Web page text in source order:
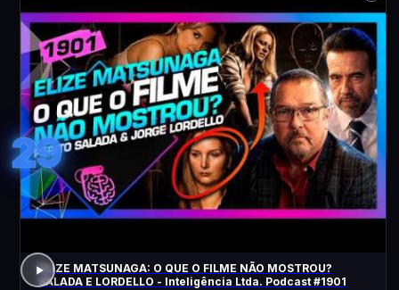
29
ELIZE MATSUNAGA: O QUE O FILME NÃO MOSTROU?
SALADA E LORDELLO - Inteligência Ltda. Podcast #1901